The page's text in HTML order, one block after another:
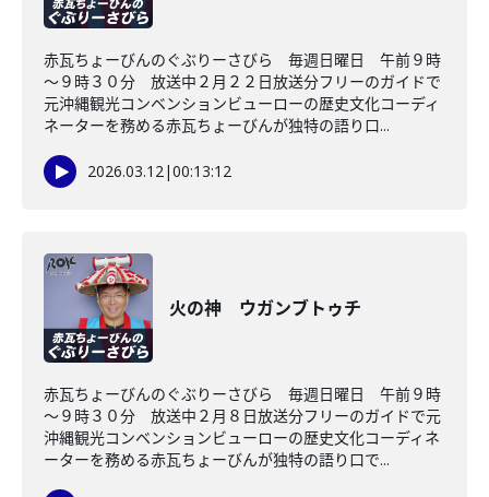
赤瓦ちょーびんのぐぶりーさびら 毎週日曜日 午前９時
～９時３０分 放送中２月２２日放送分フリーのガイドで
元沖縄観光コンベンションビューローの歴史文化コーディ
ネーターを務める赤瓦ちょーびんが独特の語り口...
2026.03.12|00:13:12
火の神 ウガンブトゥチ
赤瓦ちょーびんのぐぶりーさびら 毎週日曜日 午前９時
～９時３０分 放送中２月８日放送分フリーのガイドで元
沖縄観光コンベンションビューローの歴史文化コーディネ
ーターを務める赤瓦ちょーびんが独特の語り口で...